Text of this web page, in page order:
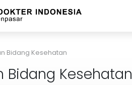
Bidang Kesehatan
Bidang Kesehatan